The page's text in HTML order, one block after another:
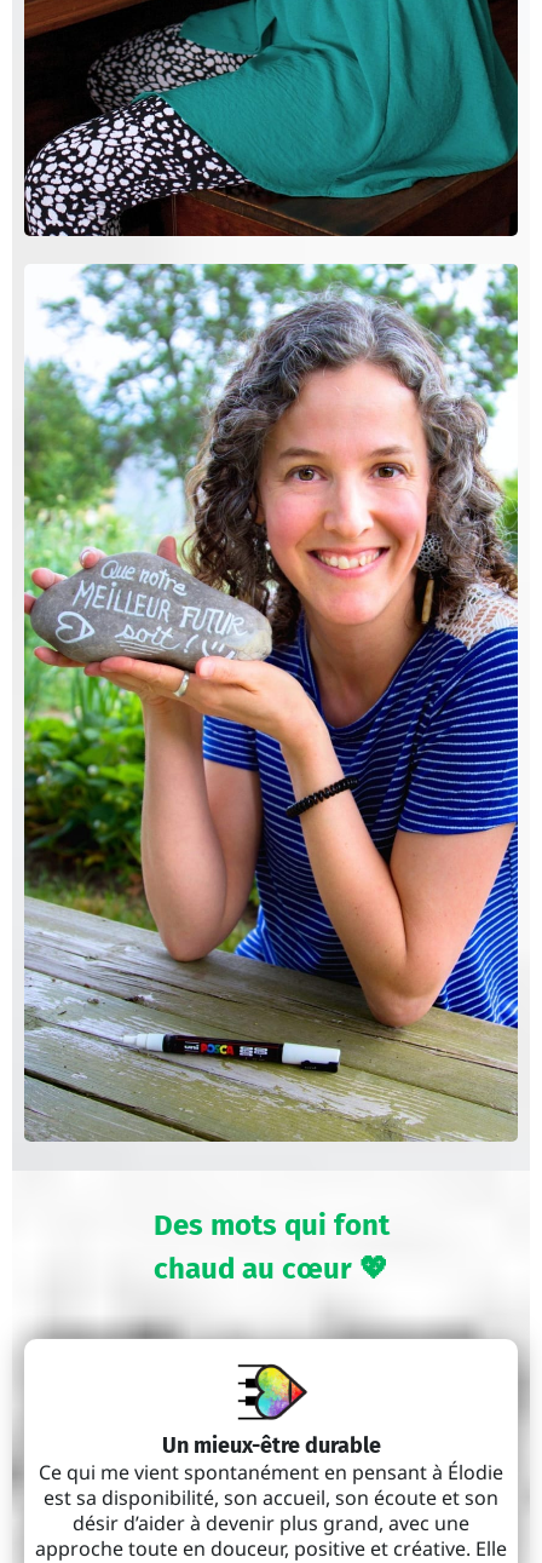
Des mots qui font
chaud au cœur 💖
Un mieux-être durable
Ce qui me vient spontanément en pensant à Élodie
est sa disponibilité, son accueil, son écoute et son
désir d’aider à devenir plus grand, avec une
approche toute en douceur, positive et créative. Elle